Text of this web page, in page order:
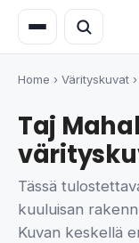
Home › Värityskuvat ›
Taj
Tässä
kuuluisan
Kuvan keskellä